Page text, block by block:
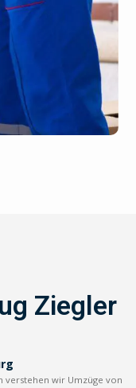
Ziegler
verstehen wir Umzüge von